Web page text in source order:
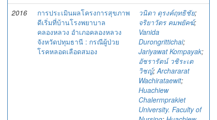
2016
การประเมินผลโครงการสุขภาพ
ดีเริ่มที่บ้านโรงพยาบาล
คลองหลวง อำเภอคลองหลวง
จังหวัดปทุมธานี : กรณีผู้ป่วย
โรคหลอดเลือดสมอง
วนิดา ดุรงค์ฤทธิชัย;
จริยาวัตร คมพยัคฆ์;
Vanida
Durongrittichai;
Jariyawat Kompayak;
อัชรารัตน์ วชิระเต
วิชญ์;Archararat
Wachirataewit;
Huachiew
Chalermprakiet
University. Faculty of